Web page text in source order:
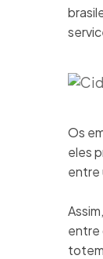
Os
eles
entre
entre